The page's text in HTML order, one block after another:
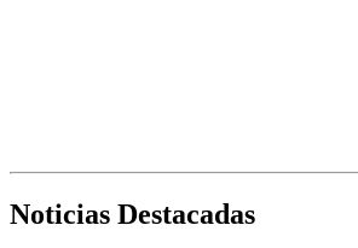
Noticias Destacadas